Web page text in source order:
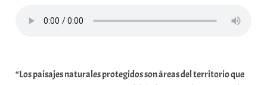
t
“Los paisajes naturales protegidos son áreas del territorio que